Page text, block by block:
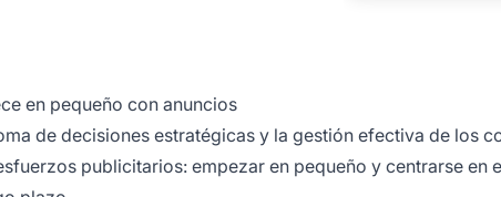
en pequeño con anuncios
de decisiones estratégicas y la gestión efectiva de los
publicitarios: empezar en pequeño y centrarse en